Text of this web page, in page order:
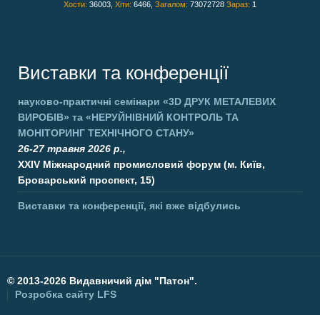
Хости: 36003, Хіти: 6466, Загалом: 73072728 Зараз: 1
Виставки та конференції
науково-практичні семінари «3D ДРУК МЕТАЛЕВИХ
ВИРОБІВ» та «НЕРУЙНІВНИЙ КОНТРОЛЬ ТА
МОНІТОРИНГ ТЕХНІЧНОГО СТАНУ»
26-27 травня 2026 р.,
XXIV Міжнародний промисловий форум (м. Київ,
Броварський проспект, 15)
Виставки та конференції, які вже відбулись
© 2013-2026 Видавничий дім "Патон".
Розробка сайту LFS